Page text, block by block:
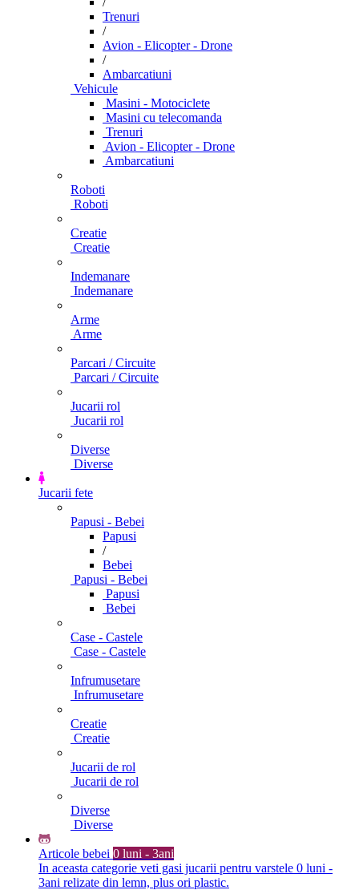
Trenuri
/
Avion - Elicopter - Drone
/
Ambarcatiuni
Vehicule
Masini - Motociclete
Masini cu telecomanda
Trenuri
Avion - Elicopter - Drone
Ambarcatiuni
Roboti
Roboti
Creatie
Creatie
Indemanare
Indemanare
Arme
Arme
Parcari / Circuite
Parcari / Circuite
Jucarii rol
Jucarii rol
Diverse
Diverse
Jucarii fete
Papusi - Bebei
Papusi
/
Bebei
Papusi - Bebei
Papusi
Bebei
Case - Castele
Case - Castele
Infrumusetare
Infrumusetare
Creatie
Creatie
Jucarii de rol
Jucarii de rol
Diverse
Diverse
Articole bebei 0 luni - 3ani
In aceasta categorie veti gasi jucarii pentru varstele 0 luni -
3ani relizate din lemn, plus ori plastic.